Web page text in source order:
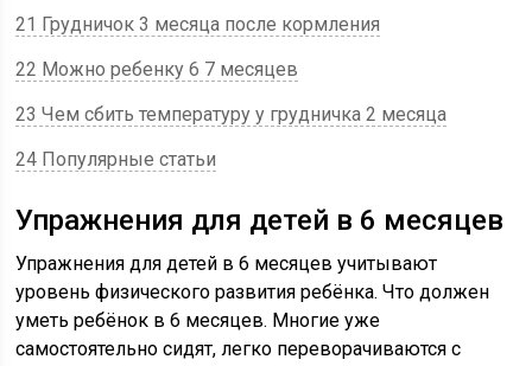
21 Грудничок 3 месяца после кормления
22 Можно ребенку 6 7 месяцев
23 Чем сбить температуру у грудничка 2 месяца
24 Популярные статьи
Упражнения для детей в 6 месяцев
Упражнения для детей в 6 месяцев учитывают
уровень физического развития ребёнка. Что должен
уметь ребёнок в 6 месяцев. Многие уже
самостоятельно сидят, легко переворачиваются с